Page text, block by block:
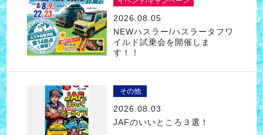
2026.08.05
NEWハスラー/ハスラータフワ
イルド試乗会を開催しま
す！！
その他
2026.08.03
JAFのいいところ３選！